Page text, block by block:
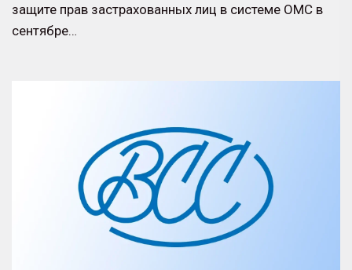
защите прав застрахованных лиц в системе ОМС в
сентябре…